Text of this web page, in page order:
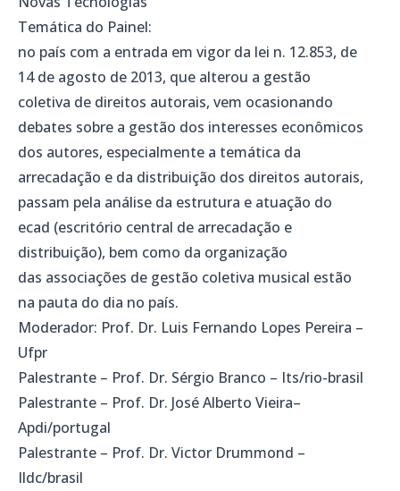
Temática do Painel:
no país com a entrada em vigor da lei n. 12.853, de
14 de agosto de 2013, que alterou a gestão
coletiva de direitos autorais, vem ocasionando
debates sobre a gestão dos interesses econômicos
dos autores, especialmente a temática da
arrecadação e da distribuição dos direitos autorais,
passam pela análise da estrutura e atuação do
ecad (escritório central de arrecadação e
distribuição), bem como da organização
das associações de gestão coletiva musical estão
na pauta do dia no país.
Moderador: Prof. Dr. Luis Fernando Lopes Pereira –
Ufpr
Palestrante – Prof. Dr. Sérgio Branco – Its/rio-brasil
Palestrante – Prof. Dr. José Alberto Vieira–
Apdi/portugal
Palestrante – Prof. Dr. Victor Drummond –
Ildc/brasil